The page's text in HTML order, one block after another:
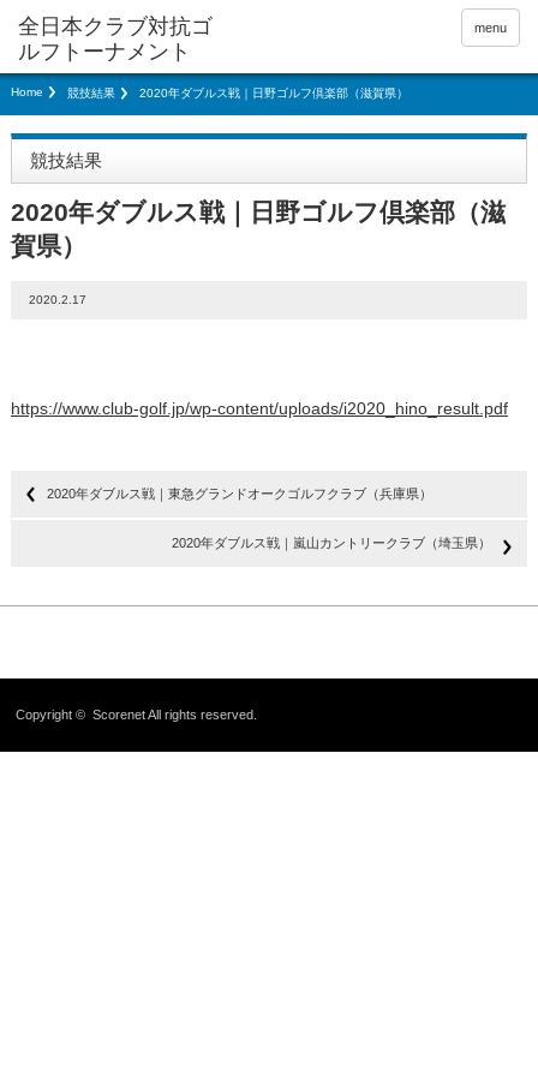
menu
Home 競技結果 2020年ダブルス戦｜日野ゴルフ倶楽部（滋賀県）
競技結果
2020年ダブルス戦｜日野ゴルフ倶楽部（滋
賀県）
2020.2.17
https://www.club-golf.jp/wp-content/uploads/i2020_hino_result.pdf
2020年ダブルス戦｜東急グランドオークゴルフクラブ（兵庫県）
2020年ダブルス戦｜嵐山カントリークラブ（埼玉県）
Copyright ©ScorenetAll rights reserved.